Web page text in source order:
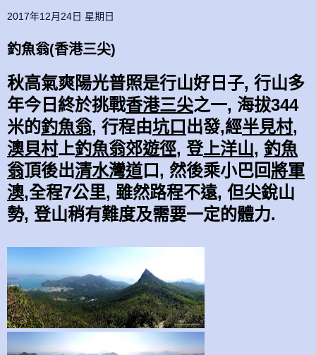
2017年12月24日 星期日
釣魚翁(香港三尖)
秋高氣爽陽光普照是行山好日子, 行山多
年今日終於挑戰香港三尖之一, 海拔344
米的釣魚翁, 行程由坑口出發,經半見村,
澳貝村上釣魚翁郊遊徑, 登上洋山, 釣魚
翁頂後出清水灣道口, 然後乘小巴回將軍
澳,全程7公里, 雖然路程不遠, 但尖銳山
勢, 登山稍有難度及需要一定的體力.